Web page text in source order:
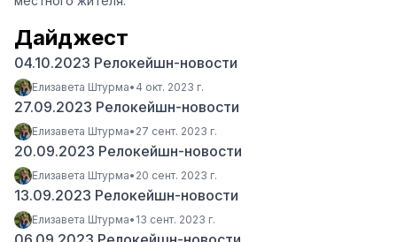
Дайджест
04.10.2023 Релокейшн-новости
Елизавета Штурма• 4 окт. 2023 г.
27.09.2023 Релокейшн-новости
Елизавета Штурма• 27 сент. 2023 г.
20.09.2023 Релокейшн-новости
Елизавета Штурма• 20 сент. 2023 г.
13.09.2023 Релокейшн-новости
Елизавета Штурма• 13 сент. 2023 г.